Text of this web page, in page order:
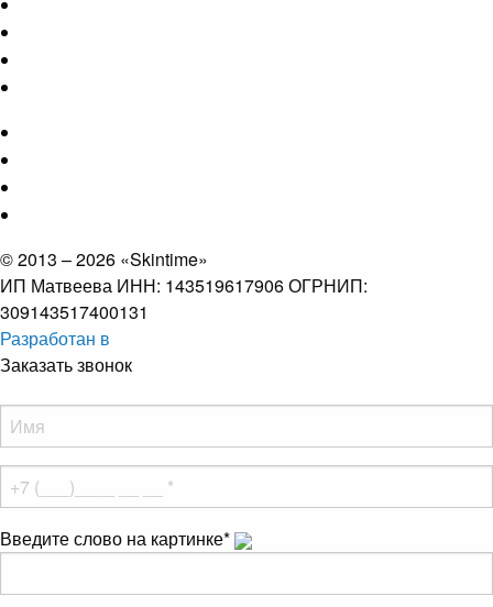
© 2013 – 2026 «Skintime»
ИП Матвеева ИНН: 143519617906 ОГРНИП:
309143517400131
Разработан в
Заказать звонок
Введите слово на картинке*